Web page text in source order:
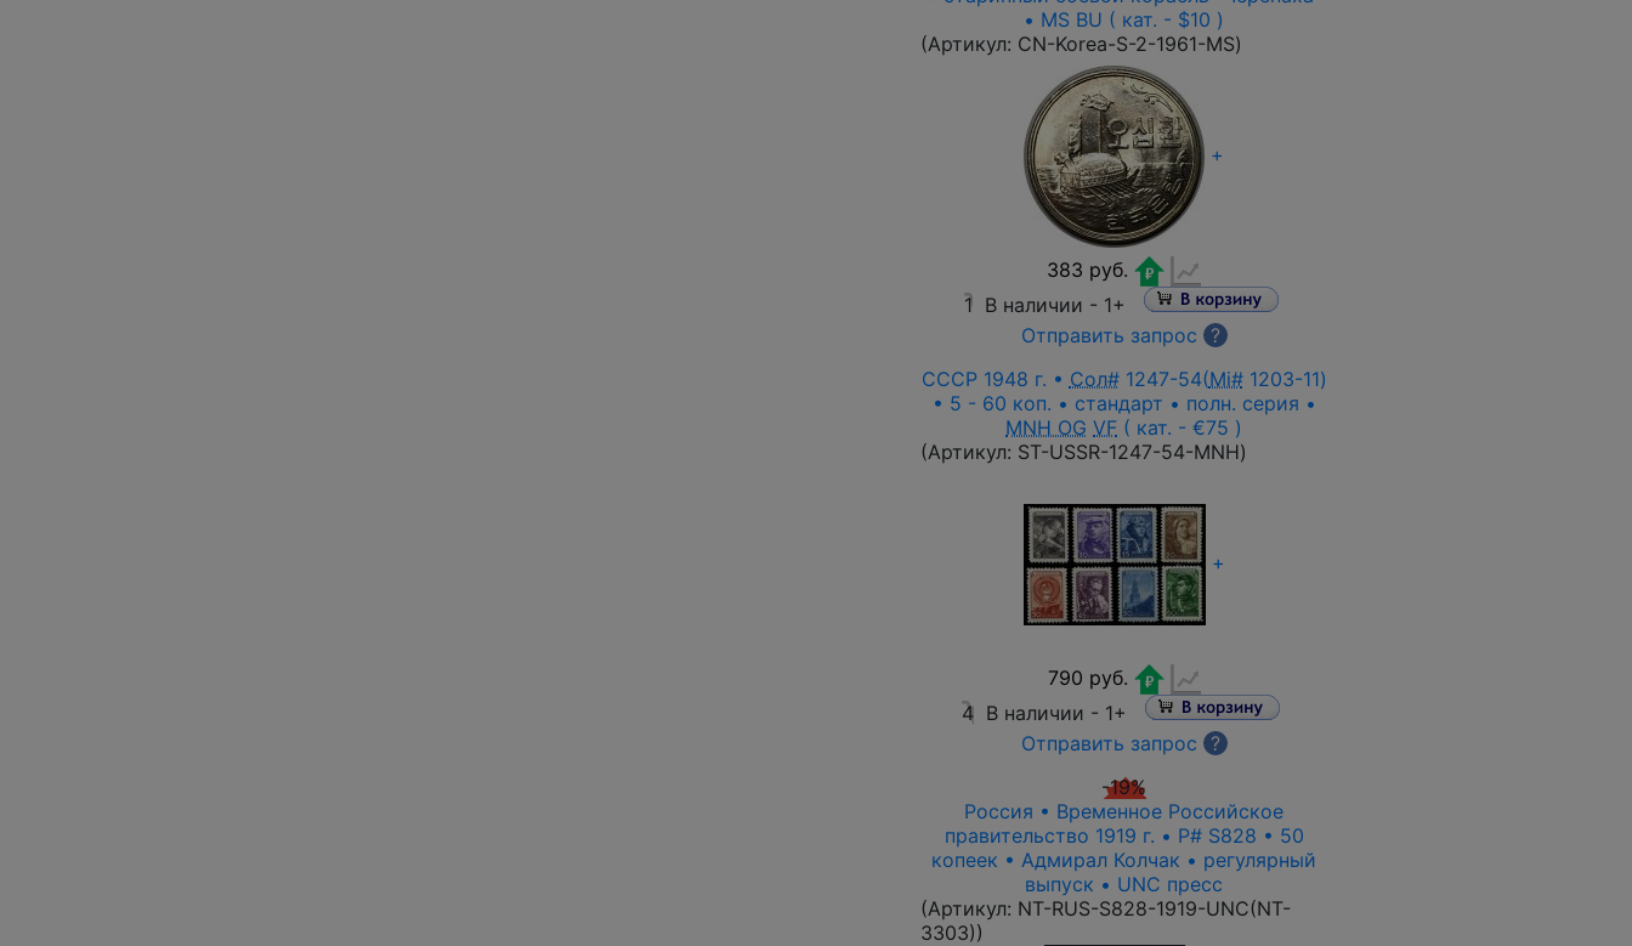
• MS BU ( кат. - $10 )
(Артикул: CN-Korea-S-2-1961-MS)
+
383 руб.
1 В наличии - 1+
Отправить запрос
?
СССР 1948 г. • Сол#1247-54(Mi#1203-11)
• 5 - 60 коп. • стандарт • полн. серия •
MNH OG VF ( кат. - €75 )
(Артикул: ST-USSR-1247-54-MNH)
+
790 руб.
4 В наличии - 1+
Отправить запрос
?
-19%
Россия • Временное Российское
правительство 1919 г. • P# S828 • 50
копеек • Адмирал Колчак • регулярный
выпуск • UNC пресс
(Артикул: NT-RUS-S828-1919-UNC(NT-
3303))